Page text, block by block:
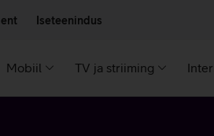
Iseteenindus
Mobiil TV ja striiming